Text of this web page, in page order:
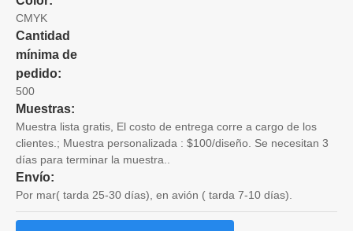
CMYK
Cantidad
mínima de
pedido:
500
Muestras:
Muestra lista gratis, El costo de entrega corre a cargo de los
clientes.; Muestra personalizada : $100/diseño. Se necesitan 3
días para terminar la muestra..
Envío:
Por mar( tarda 25-30 días), en avión ( tarda 7-10 días).